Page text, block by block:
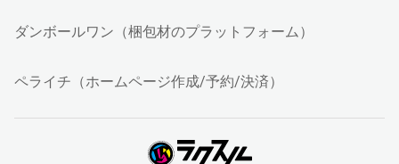
ダンボールワン（梱包材のプラットフォーム）
ペライチ（ホームページ作成/予約/決済）